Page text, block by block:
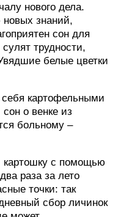
нового дела.
новых знаний,
сон для
трудности,
белые цветки
картофельными
о венке из
больному –
с помощью
раза за лето
точки: так
сбор личинок